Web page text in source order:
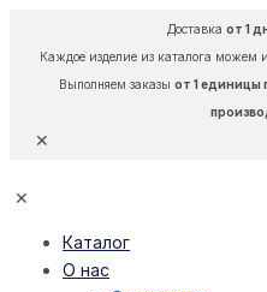
Доставка от 1
Каждое изделие из каталога можем
Выполняем заказы от 1 единицы
✕
✕
Каталог
О нас